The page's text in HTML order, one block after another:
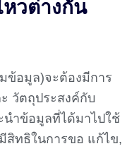
วต่างกัน
ข้อมูล)จะต้องมีการ
วัตถุประสงค์กับ
นำข้อมูลที่ได้มาไปใช้
สิทธิในการขอ แก้ไข,